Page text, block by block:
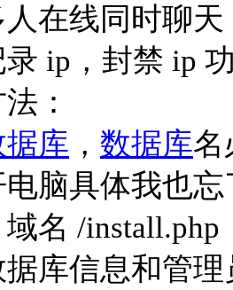
在线同时聊天
ip，封禁 ip
：
据库 ， 数据库名
脑具体我也
名 /install.php
库信息和管理